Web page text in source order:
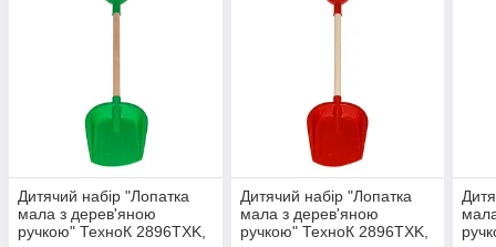
Дитячий набір "Лопатка
мала з дерев'яною
ручкою" ТехноК 2896TXK,
Дитячий набір "Лопатка
мала з дерев'яною
ручкою" ТехноК 2896TXK,